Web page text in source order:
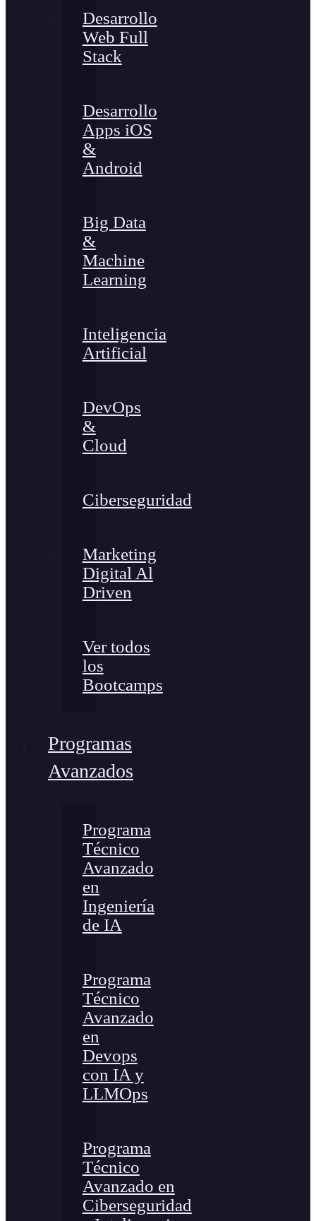
Desarrollo
Web Full
Stack
Desarrollo
Apps iOS
&
Android
Big Data
&
Machine
Learning
Inteligencia
Artificial
DevOps
&
Cloud
Ciberseguridad
Marketing
Digital Al
Driven
Ver todos
los
Bootcamps
Programas
Avanzados
Programa
Técnico
Avanzado
en
Ingeniería
de IA
Programa
Técnico
Avanzado
en
Devops
con IA y
LLMOps
Programa
Técnico
Avanzado en
Ciberseguridad